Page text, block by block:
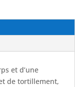
et d’une
de tortillement,